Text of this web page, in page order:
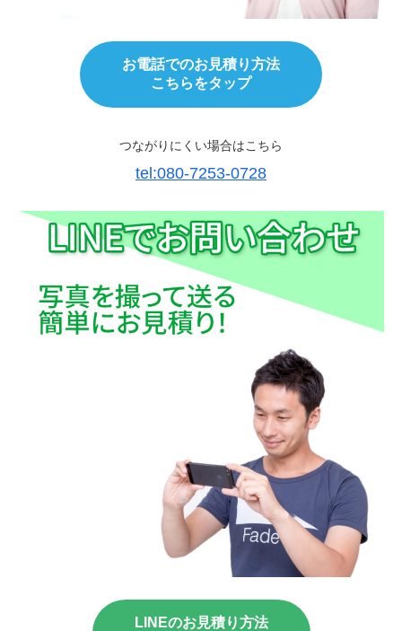
お電話でのお見積り方法
こちらをタップ
つながりにくい場合はこちら
tel:080-7253-0728
LINEのお見積り方法